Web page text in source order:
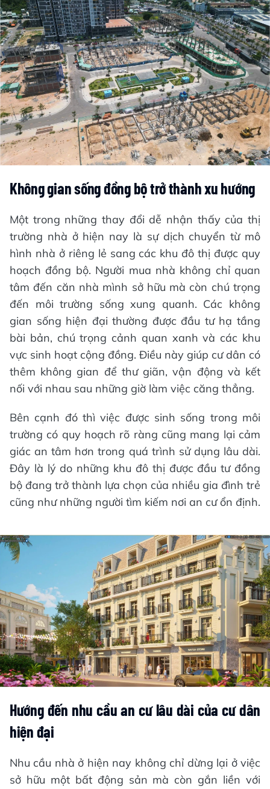
Không gian sống đồng bộ trở thành xu hướng
Một trong những thay đổi dễ nhận thấy của thị
trường nhà ở hiện nay là sự dịch chuyển từ mô
hình nhà ở riêng lẻ sang các khu đô thị được quy
hoạch đồng bộ. Người mua nhà không chỉ quan
tâm đến căn nhà mình sở hữu mà còn chú trọng
đến môi trường sống xung quanh. Các không
gian sống hiện đại thường được đầu tư hạ tầng
bài bản, chú trọng cảnh quan xanh và các khu
vực sinh hoạt cộng đồng. Điều này giúp cư dân có
thêm không gian để thư giãn, vận động và kết
nối với nhau sau những giờ làm việc căng thẳng.
Bên cạnh đó thì việc được sinh sống trong môi
trường có quy hoạch rõ ràng cũng mang lại cảm
giác an tâm hơn trong quá trình sử dụng lâu dài.
Đây là lý do những khu đô thị được đầu tư đồng
bộ đang trở thành lựa chọn của nhiều gia đình trẻ
cũng như những người tìm kiếm nơi an cư ổn định.
Hướng đến nhu cầu an cư lâu dài của cư dân
hiện đại
Nhu cầu nhà ở hiện nay không chỉ dừng lại ở việc
sở hữu một bất động sản mà còn gắn liền với